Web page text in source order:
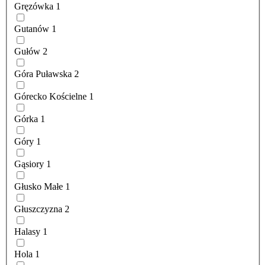
Gręzówka 1
Gutanów 1
Gułów 2
Góra Puławska 2
Górecko Kościelne 1
Górka 1
Góry 1
Gąsiory 1
Głusko Małe 1
Głuszczyzna 2
Halasy 1
Hola 1